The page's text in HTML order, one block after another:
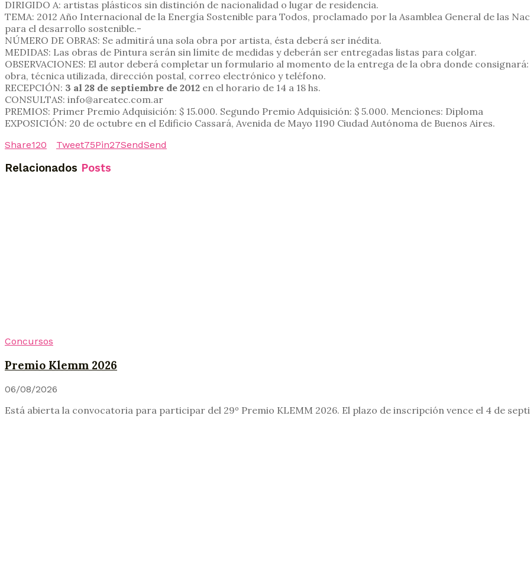
DIRIGIDO A: artistas plásticos sin distinción de nacionalidad o lugar de residencia.
TEMA: 2012 Año Internacional de la Energía Sostenible para Todos, proclamado por la Asamblea General de las
para el desarrollo sostenible.-
NÚMERO DE OBRAS: Se admitirá una sola obra por artista, ésta deberá ser inédita.
MEDIDAS: Las obras de Pintura serán sin límite de medidas y deberán ser entregadas listas para colgar.
OBSERVACIONES: El autor deberá completar un formulario al momento de la entrega de la obra donde
obra, técnica utilizada, dirección postal, correo electrónico y teléfono.
RECEPCIÓN: 3 al 28 de septiembre de 2012 en el horario de 14 a 18 hs.
CONSULTAS: info@areatec.com.ar
PREMIOS: Primer Premio Adquisición: $ 15.000. Segundo Premio Adquisición: $ 5.000. Menciones: Diploma
EXPOSICIÓN: 20 de octubre en el Edificio Cassará, Avenida de Mayo 1190 Ciudad Autónoma de Buenos Aires.
Share120 Tweet75Pin27SendSend
Relacionados Posts
Concursos
Premio Klemm 2026
06/08/2026
Está abierta la convocatoria para participar del 29º Premio KLEMM 2026. El plazo de inscripción vence el 4 de